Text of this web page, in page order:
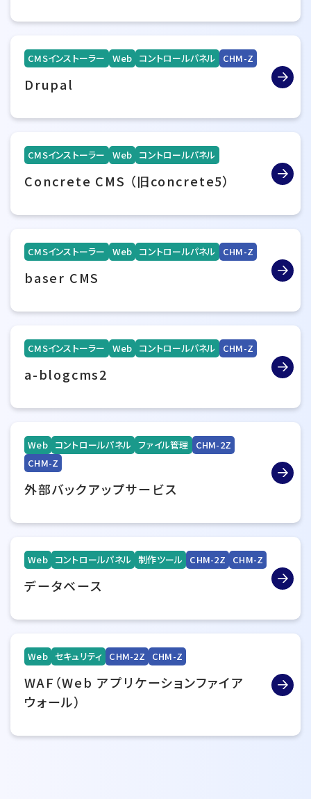
CMSインストーラー Web コントロールパネル CHM-Z
Drupal
CMSインストーラー Web コントロールパネル
Concrete CMS （旧concrete5）
CMSインストーラー Web コントロールパネル CHM-Z
baser CMS
CMSインストーラー Web コントロールパネル CHM-Z
a-blogcms2
Web コントロールパネル ファイル管理
CHM-2Z
CHM-Z
外部バックアップサービス
Web コントロールパネル 制作ツール CHM-2Z CHM-Z
データベース
Web セキュリティ CHM-2Z CHM-Z
WAF（Web アプリケーションファイア
ウォール）